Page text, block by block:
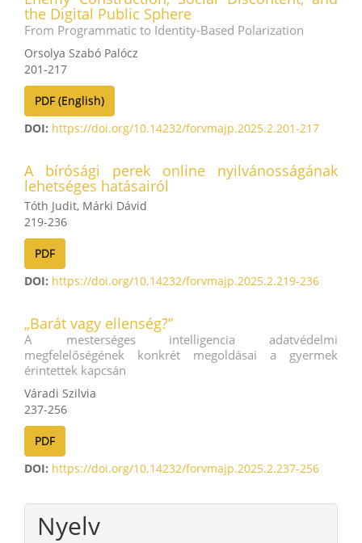
the Digital Public Sphere
From Programmatic to Identity-Based Polarization
Orsolya Szabó Palócz
201-217
PDF (English)
DOI: https://doi.org/10.14232/forvmajp.2025.2.201-217
A bírósági perek online nyilvánosságának
lehetséges hatásairól
Tóth Judit, Márki Dávid
219-236
PDF
DOI: https://doi.org/10.14232/forvmajp.2025.2.219-236
„Barát vagy ellenség?”
A mesterséges intelligencia adatvédelmi
megfelelőségének konkrét megoldásai a gyermek
érintettek kapcsán
Váradi Szilvia
237-256
PDF
DOI: https://doi.org/10.14232/forvmajp.2025.2.237-256
Nyelv